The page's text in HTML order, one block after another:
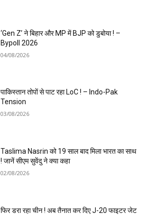
‘Gen Z’ ने बिहार और MP में BJP को डुबोया ! –
Bypoll 2026
04/08/2026
पाकिस्तान तोपों से पाट रहा LoC ! – Indo-Pak
Tension
03/08/2026
Taslima Nasrin को 19 साल बाद मिला भारत का साथ
! जानें सीएम सुवेंदु ने क्या कहा
02/08/2026
फिर डरा रहा चीन ! अब तैनात कर दिए J-20 फाइटर जेट